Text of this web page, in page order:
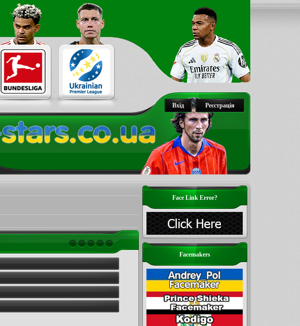
Реєстрація
Вхід
Face Link Error?
Facemakers